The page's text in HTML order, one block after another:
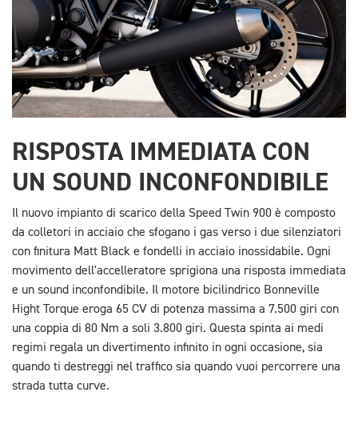
RISPOSTA IMMEDIATA CON
UN SOUND INCONFONDIBILE
Il nuovo impianto di scarico della Speed Twin 900 è composto
da colletori in acciaio che sfogano i gas verso i due silenziatori
con finitura Matt Black e fondelli in acciaio inossidabile. Ogni
movimento dell'accelleratore sprigiona una risposta immediata
e un sound inconfondibile. Il motore bicilindrico Bonneville
Hight Torque eroga 65 CV di potenza massima a 7.500 giri con
una coppia di 80 Nm a soli 3.800 giri. Questa spinta ai medi
regimi regala un divertimento infinito in ogni occasione, sia
quando ti destreggi nel traffico sia quando vuoi percorrere una
strada tutta curve.